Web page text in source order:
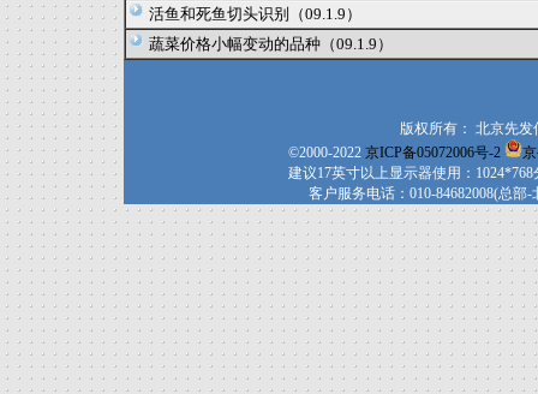
活鱼和死鱼切头识别（09.1.9）
蔬菜价格小幅变动的品种（09.1.9）
版权所有： 北京先发
©2000-2022 京ICP备05072006号-2
建议17英寸以上显示器使用：
客户服务电话：010-84682008(总部-